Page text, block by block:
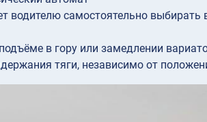
водителю самостоятельно выбирать
в гору или замедлении
тяги, независимо от